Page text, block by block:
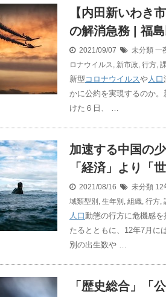
【内田新いわき
の解消急務 | 福
2021/09/07 未分類 一
ロナウイルス, 新市政, 行方,
新型 コロナウイルスや人口
かに公約を実現するのか
けた６日、 …
加速する中国の
「経済」より「
2021/08/16 未分類 12
域類型別 , 生年別 , 組織, 行方,
人口動態の行方に危機感
たるとともに、12年7月に
別の出生数や …
「歴史総合」「